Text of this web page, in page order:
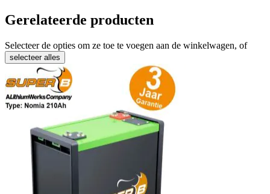
Gerelateerde producten
Selecteer de opties om ze toe te voegen aan de winkelwagen, of
selecteer alles